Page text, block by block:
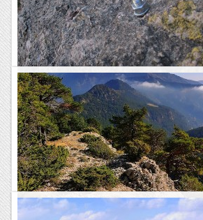
Què bé que em vas a la Punta
Hi ha dies en que les coses surten al revés, i avui a
ha estat un d'aquests dies. El pla inicial no l'he
i em improvitzat sobre la marxa escalant...
Romàntic Guerrer
Descobrir un nou camí a coll de port